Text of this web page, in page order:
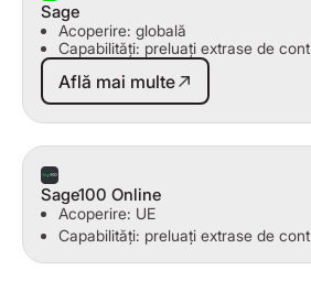
Sage
Acoperire: globală
Capabilități: preluați extrase de cont
Află mai multe
Află mai multe
Sage100 Online
Acoperire: UE
Capabilități: preluați extrase de cont